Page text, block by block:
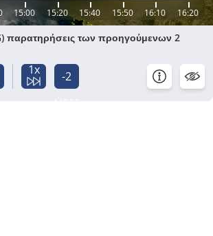
15:00 15:20 15:40 15:50 16:10 16:20
παρατηρήσεις των προηγούμενων 2
1x
-2